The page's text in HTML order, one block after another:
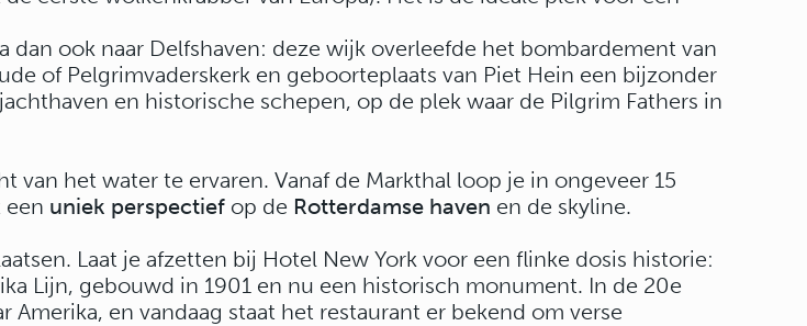
ook naar Delfshaven: deze wijk overleefde het bombardement van
of Pelgrimvaderskerk en geboorteplaats van Piet Hein een bijzonder
en historische schepen, op de plek waar de Pilgrim Fathers in
van het water te ervaren. Vanaf de Markthal loop je in ongeveer 15
een uniek perspectief op de Rotterdamse haven en de skyline.
Laat je afzetten bij Hotel New York voor een flinke dosis historie:
Lijn, gebouwd in 1901 en nu een historisch monument. In de 20e
en vandaag staat het restaurant er bekend om verse